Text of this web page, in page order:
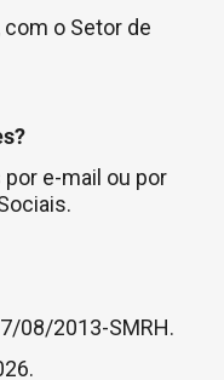
o Setor de
e-mail ou por
08/2013-SMRH.